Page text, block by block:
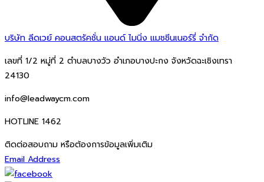
บริษัท ลีดเวย์ คอนสตรัคชั่น แอนด์ ไมนิ่ง แมชชีนเนอร์รี่ จำกัด
เลขที่ 1/2 หมู่ที่ 2 ตำบลบางวัว อำเภอบางปะกง จังหวัดฉะเชิงเทรา
24130
info@leadwaycm.com
HOTLINE 1462
ติดต่อสอบถาม หรือต้องการข้อมูลเพิ่มเติม
Email Address